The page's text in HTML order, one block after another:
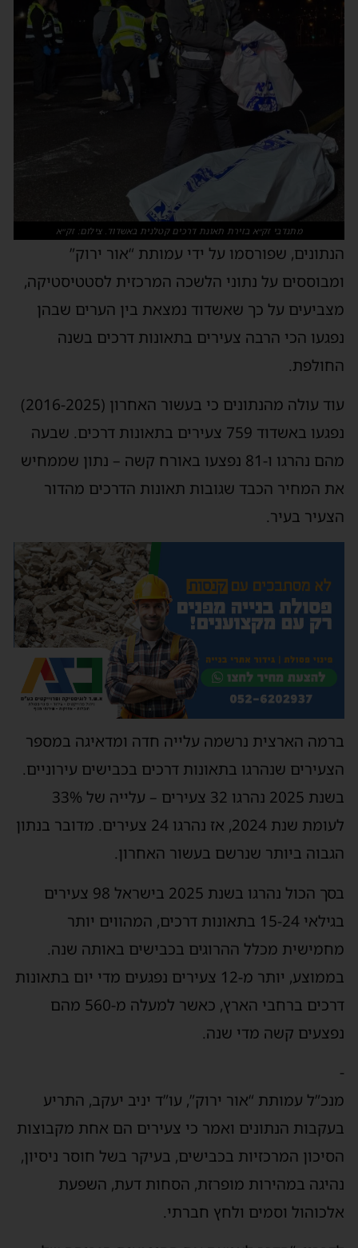
מתנדבי זק״א בזירת תאונת דרכים קטלנית באשדוד. צילום: זק״א
הנתונים, שפורסמו על ידי עמותת “אור ירוק”
ומבוססים על נתוני הלשכה המרכזית לסטטיסטיקה,
מצביעים על כך שאשדוד נמצאת בין הערים שבהן
נפגעו הכי הרבה צעירים בתאונות דרכים בשנה
החולפת.
עוד עולה מהנתונים כי בעשור האחרון (2016-2025)
נפגעו באשדוד 759 צעירים בתאונות דרכים. שבעה
מהם נהרגו ו-81 נפצעו באורח קשה – נתון שממחיש
את המחיר הכבד שגובות תאונות הדרכים מהדור
הצעיר בעיר.
ברמה הארצית נרשמה עלייה חדה ומדאיגה במספר
הצעירים שנהרגו בתאונות דרכים בכבישים עירוניים.
בשנת 2025 נהרגו 32 צעירים – עלייה של 33%
לעומת שנת 2024, אז נהרגו 24 צעירים. מדובר בנתון
הגבוה ביותר שנרשם בעשור האחרון.
בסך הכול נהרגו בשנת 2025 בישראל 98 צעירים
בגילאי 15-24 בתאונות דרכים, המהווים יותר
מחמישית מכלל ההרוגים בכבישים באותה שנה.
בממוצע, יותר מ-12 צעירים נפגעים מדי יום בתאונות
דרכים ברחבי הארץ, כאשר למעלה מ-560 מהם
נפצעים קשה מדי שנה.
-
מנכ”ל עמותת “אור ירוק”, עו”ד יניב יעקב, התריע
בעקבות הנתונים ואמר כי צעירים הם אחת מקבוצות
הסיכון המרכזיות בכבישים, בעיקר בשל חוסר ניסיון,
נהיגה במהירות מופרזת, הסחות דעת, השפעת
אלכוהול וסמים ולחץ חברתי.